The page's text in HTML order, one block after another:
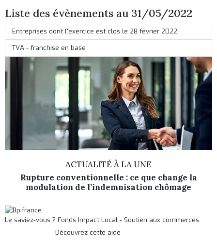
Liste des évènements au 31/05/2022
Entreprises dont l'exercice est clos le 28 février 2022
TVA - franchise en base
ACTUALITÉ À LA UNE
Rupture conventionnelle : ce que change la
modulation de l’indemnisation chômage
Le saviez-vous ?Fonds Impact Local - Soutien aux commerces
Découvrez cette aide